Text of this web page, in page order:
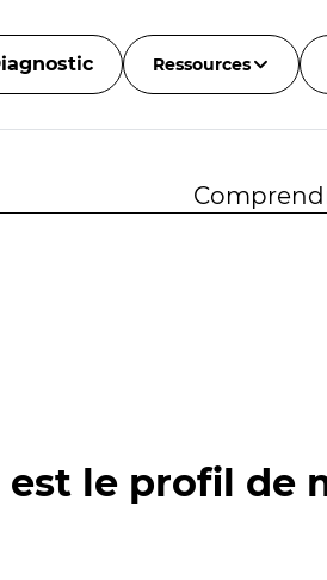
Ressources
est le profil de